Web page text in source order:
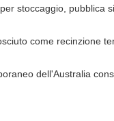
stoccaggio, pubblica
come recinzione
dell'Australia